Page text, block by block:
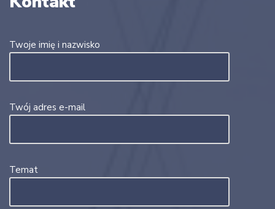
Twoje imię i nazwisko
Twój adres e-mail
Temat